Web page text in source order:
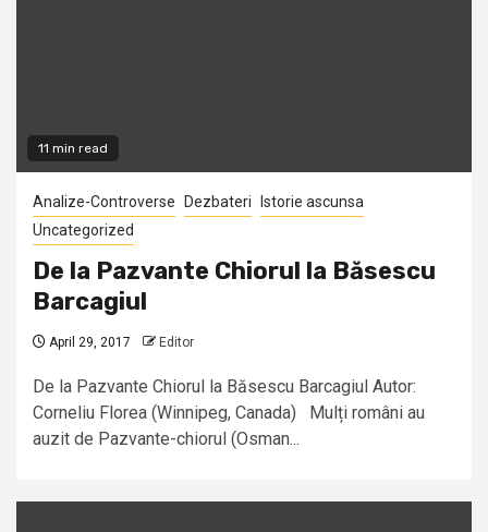
11 min read
Analize-Controverse Dezbateri
Istorie ascunsa
Uncategorized
De la Pazvante Chiorul la Băsescu
Barcagiul
April 29, 2017 Editor
De la Pazvante Chiorul la Băsescu Barcagiul Autor:
Corneliu Florea (Winnipeg, Canada) Mulți români au
auzit de Pazvante-chiorul (Osman...